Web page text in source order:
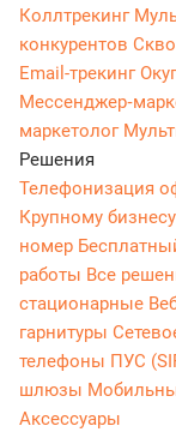
Коллтрекинг
конкурентов
Email-трекинг
маркетолог
Решения
Телефонизация
Крупному бизнесу
номер
работы Все
стационарные
гарнитуры
телефоны ПУС
шлюзы
Аксессуары